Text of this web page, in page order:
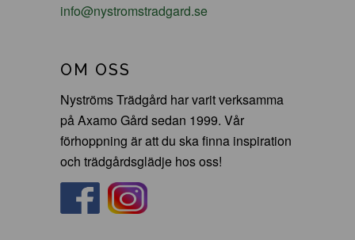
info@nystromstradgard.se
OM OSS
Nyströms Trädgård har varit verksamma
på Axamo Gård sedan 1999. Vår
förhoppning är att du ska finna inspiration
och trädgårdsglädje hos oss!